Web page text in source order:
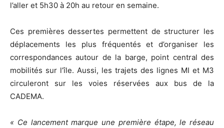
l’aller et 5h30 à 20h au retour en semaine.
Ces premières dessertes permettent de structurer les
déplacements les plus fréquentés et d’organiser les
correspondances autour de la barge, point central des
mobilités sur l’île. Aussi, les trajets des lignes MI et M3
circuleront sur les voies réservées aux bus de la
CADEMA.
« Ce lancement marque une première étape, le réseau